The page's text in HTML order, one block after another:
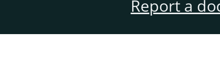
Report a